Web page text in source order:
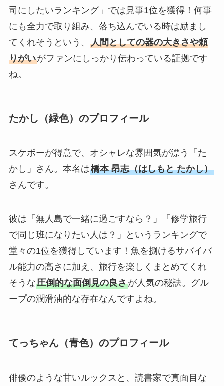
司にしたいランキング」では見事1位を獲得！何事
にも全力で取り組み、落ち込んでいる時は励まし
てくれそうという、 人間としての器の大きさや頼
りがいがファンにしっかり伝わっている証拠です
ね。
たかし（緑色）のプロフィール
スケボーが得意で、オシャレな雰囲気が漂う「た
かし」さん。本名は橋本 昂志（はしもと たかし）
さんです。
彼は「無人島で一緒に過ごすなら？」「修学旅行
で同じ班になりたい人は？」というランキングで
堂々の1位を獲得しています！魚を捌けるサバイバ
ル能力の高さに加え、旅行を楽しくまとめてくれ
そうな圧倒的な面倒見の良さが人気の秘訣。グル
ープの潤滑油的な存在なんですよね。
てっちゃん（青色）のプロフィール
俳優のような甘いルックスと、読書家で真面目な